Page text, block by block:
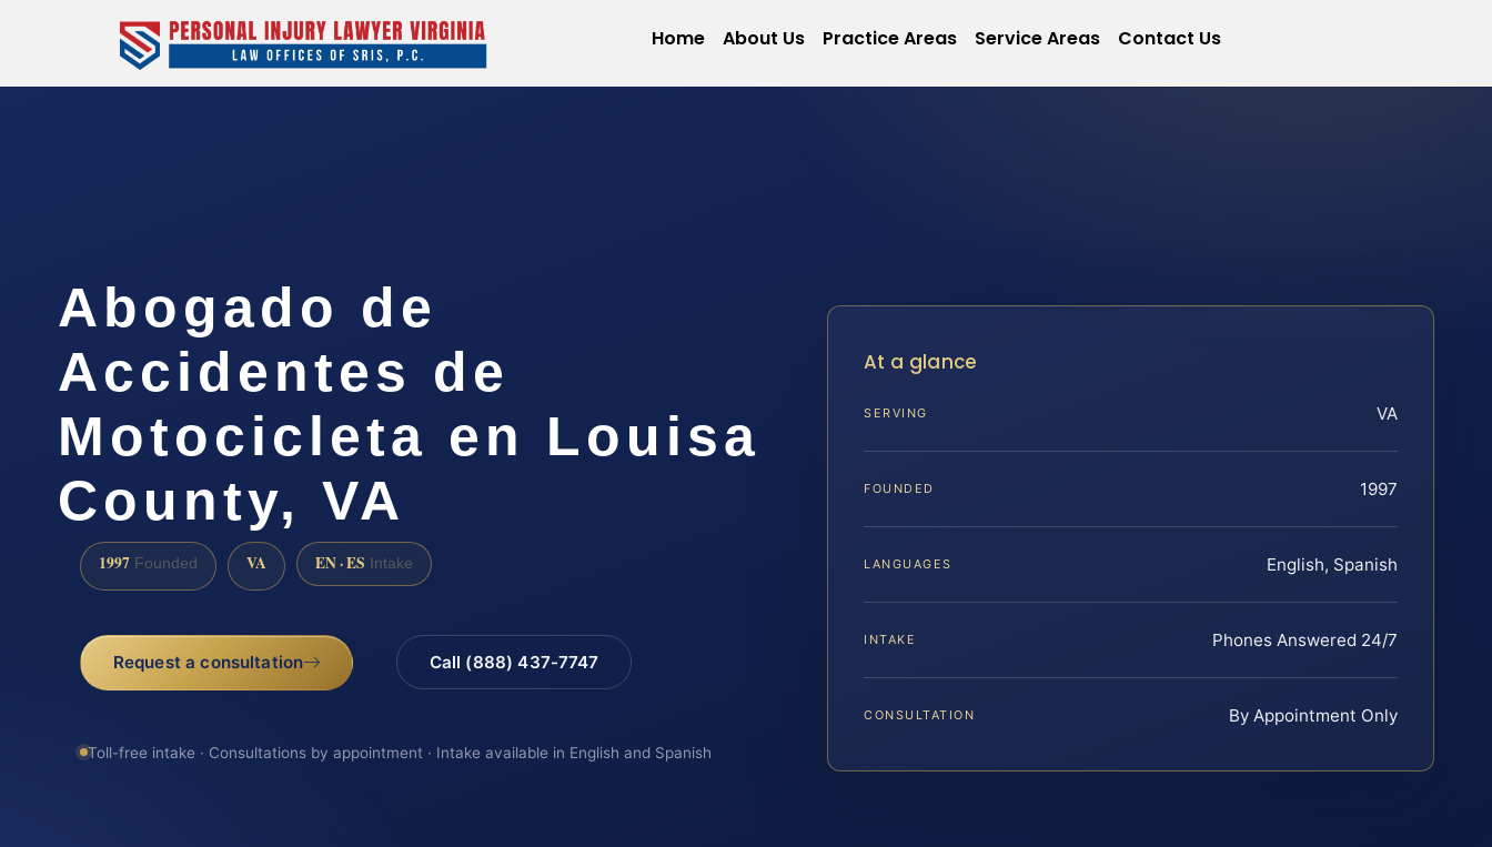
Home About Us Practice Areas Service Areas Contact Us
Abogado de
Accidentes de
Motocicleta en Louisa
County, VA
1997 Founded VA EN · ES Intake
Request a consultation Call (888) 437-7747
Toll-free intake · Consultations by appointment · Intake available in English and Spanish
At a glance
SERVING VA
FOUNDED 1997
LANGUAGES English, Spanish
INTAKE Phones Answered 24/7
CONSULTATION By Appointment Only